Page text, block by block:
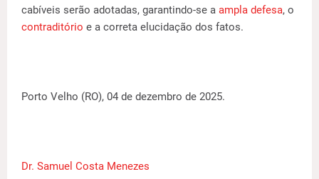
cabíveis serão adotadas, garantindo-se a ampla defesa, o
contraditório e a correta elucidação dos fatos.
Porto Velho (RO), 04 de dezembro de 2025.
Dr. Samuel Costa Menezes